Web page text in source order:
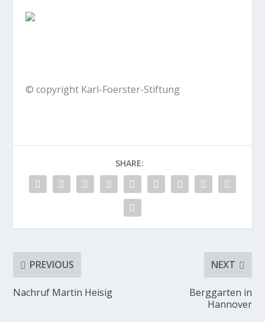
© copyright Karl-Foerster-Stiftung
SHARE:
PREVIOUS
Nachruf Martin Heisig
NEXT
Berggarten in
Hannover